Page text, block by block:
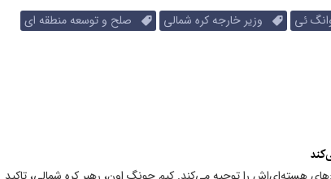
ئی وزیر خارجه کره شمالی صلح و توسعه منطقه ای